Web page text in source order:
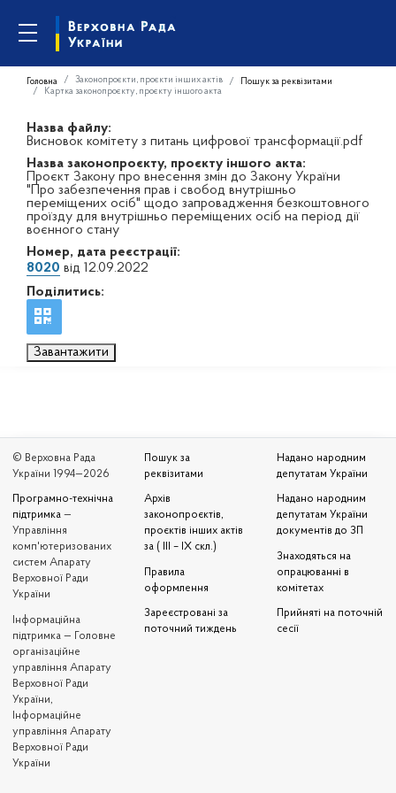
Головна Законопроєкти, проєкти інших актів
Пошук за реквізитами
Картка законопроєкту, проєкту іншого акта
Назва файлу:
Висновок комітету з питань цифрової трансформації.pdf
Назва законопроєкту, проєкту іншого акта:
Проєкт Закону про внесення змін до Закону України
"Про забезпечення прав і свобод внутрішньо
переміщених осіб" щодо запровадження безкоштовного
проїзду для внутрішньо переміщених осіб на період дії
воєнного стану
Номер, дата реєстрації:
8020 від 12.09.2022
Поділитись:
Завантажити
© Верховна Рада
України 1994—2026
Програмно-технічна
підтримка —
Управління
комп'ютеризованих
систем Апарату
Верховної Ради
України
Iнформаційна
підтримка — Головне
організаційне
управління Апарату
Верховної Ради
України,
Інформаційне
управління Апарату
Верховної Ради
України
Пошук за
реквізитами
Архів
законопроєктів,
проєктів інших актів
за ( III – IX скл.)
Правила
оформлення
Зареєстровані за
поточний тиждень
Надано народним
депутатам України
Надано народним
депутатам України
документів до ЗП
Знаходяться на
опрацюванні в
комітетах
Прийняті на поточній
сесії